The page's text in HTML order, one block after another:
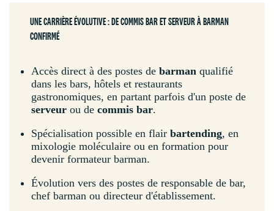
UNE CARRIÈRE ÉVOLUTIVE : DE COMMIS BAR ET SERVEUR À BARMAN
CONFIRMÉ
Accès direct à des postes de barman qualifié
dans les bars, hôtels et restaurants
gastronomiques, en partant parfois d'un poste de
serveur ou de commis bar.
Spécialisation possible en flair bartending, en
mixologie moléculaire ou en formation pour
devenir formateur barman.
Évolution vers des postes de responsable de bar,
chef barman ou directeur d'établissement.